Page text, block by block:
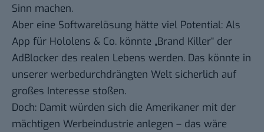
Sinn machen.
Aber eine Softwarelösung hätte viel Potential: Als
App für Hololens & Co. könnte „Brand Killer“ der
AdBlocker des realen Lebens werden. Das könnte in
unserer werbedurchdrängten Welt sicherlich auf
großes Interesse stoßen.
Doch: Damit würden sich die Amerikaner mit der
mächtigen Werbeindustrie anlegen – das wäre